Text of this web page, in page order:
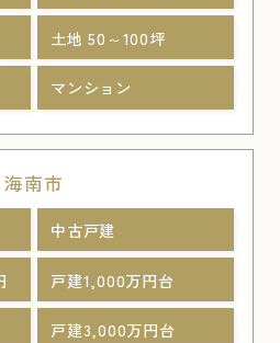
土地 50～100坪
マンション
海南市
中古戸建
戸建1,000万円台
戸建3,000万円台